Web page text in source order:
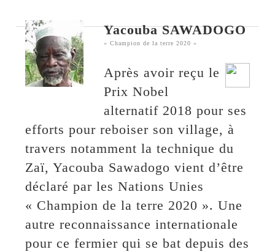
Yacouba SAWADOGO
« Champion de la terre 2020 »
Après avoir reçu le
Prix Nobel
alternatif 2018 pour ses
efforts pour reboiser son village, à
travers notamment la technique du
Zaï, Yacouba Sawadogo vient d’être
déclaré par les Nations Unies
« Champion de la terre 2020 ». Une
autre reconnaissance internationale
pour ce fermier qui se bat depuis des